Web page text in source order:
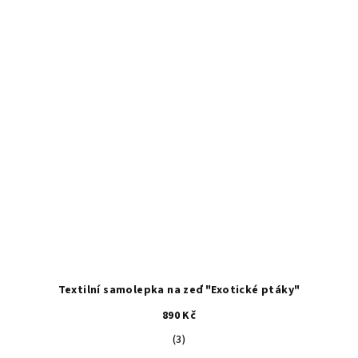
Textilní samolepka na zeď "Exotické ptáky"
890 Kč
Průměrné
(3)